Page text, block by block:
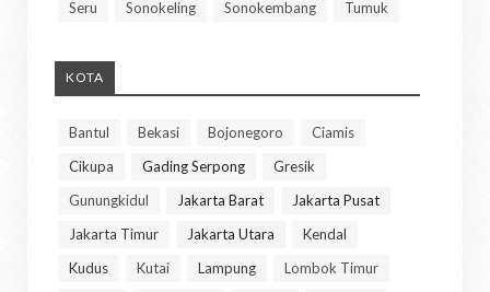
Seru
Sonokeling Sonokembang Tumuk
KOTA
Bantul Bekasi Bojonegoro
Ciamis
Cikupa
Gading Serpong
Gresik
Gunungkidul
Jakarta Barat
Jakarta Pusat
Jakarta Timur
Jakarta Utara
Kendal
Kudus
Kutai Lampung
Lombok Timur